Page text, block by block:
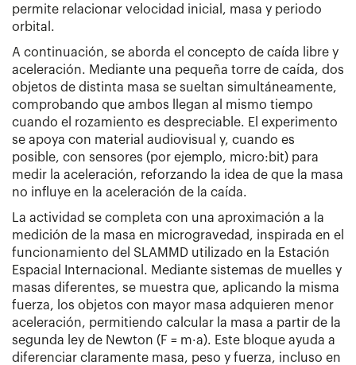
permite relacionar velocidad inicial, masa y periodo
orbital.
A continuación, se aborda el concepto de caída libre y
aceleración. Mediante una pequeña torre de caída, dos
objetos de distinta masa se sueltan simultáneamente,
comprobando que ambos llegan al mismo tiempo
cuando el rozamiento es despreciable. El experimento
se apoya con material audiovisual y, cuando es
posible, con sensores (por ejemplo, micro:bit) para
medir la aceleración, reforzando la idea de que la masa
no influye en la aceleración de la caída.
La actividad se completa con una aproximación a la
medición de la masa en microgravedad, inspirada en el
funcionamiento del SLAMMD utilizado en la Estación
Espacial Internacional. Mediante sistemas de muelles y
masas diferentes, se muestra que, aplicando la misma
fuerza, los objetos con mayor masa adquieren menor
aceleración, permitiendo calcular la masa a partir de la
segunda ley de Newton (F = m·a). Este bloque ayuda a
diferenciar claramente masa, peso y fuerza, incluso en